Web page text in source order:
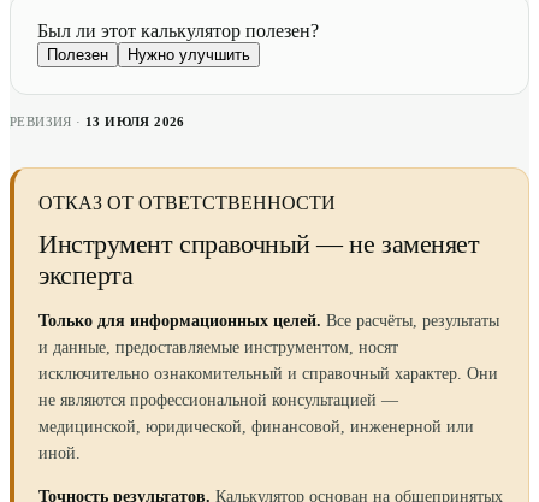
Был ли этот калькулятор полезен?
Полезен Нужно улучшить
РЕВИЗИЯ · 13 ИЮЛЯ 2026
ОТКАЗ ОТ ОТВЕТСТВЕННОСТИ
Инструмент справочный — не заменяет
эксперта
Только для информационных целей. Все расчёты, результаты
и данные, предоставляемые инструментом, носят
исключительно ознакомительный и справочный характер. Они
не являются профессиональной консультацией —
медицинской, юридической, финансовой, инженерной или
иной.
Точность результатов. Калькулятор основан на общепринятых